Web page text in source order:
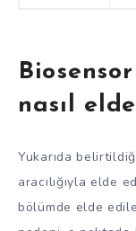
nasıl
Yukarıda
aracılığıyla elde
bölümde elde